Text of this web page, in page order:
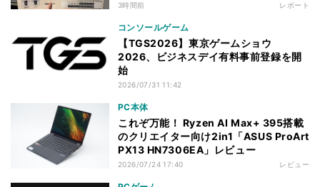
3時間前 レポート
コンソールゲーム
【TGS2026】東京ゲームショウ
2026、ビジネスデイ有料事前登録を開
始
2026/07/31 11:42
PC本体
これぞ万能！ Ryzen AI Max+ 395搭載
のクリエイター向け2in1「ASUS ProArt
PX13 HN7306EA」レビュー
2026/07/24 17:40 レビュー